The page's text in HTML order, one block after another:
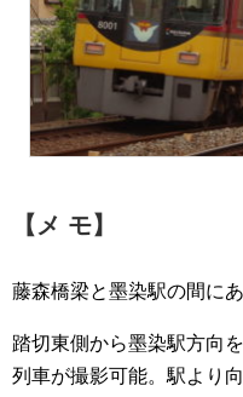
【メ モ】
藤森橋梁と墨染駅の間にあ
踏切東側から墨染駅方向
列車が撮影可能。駅より